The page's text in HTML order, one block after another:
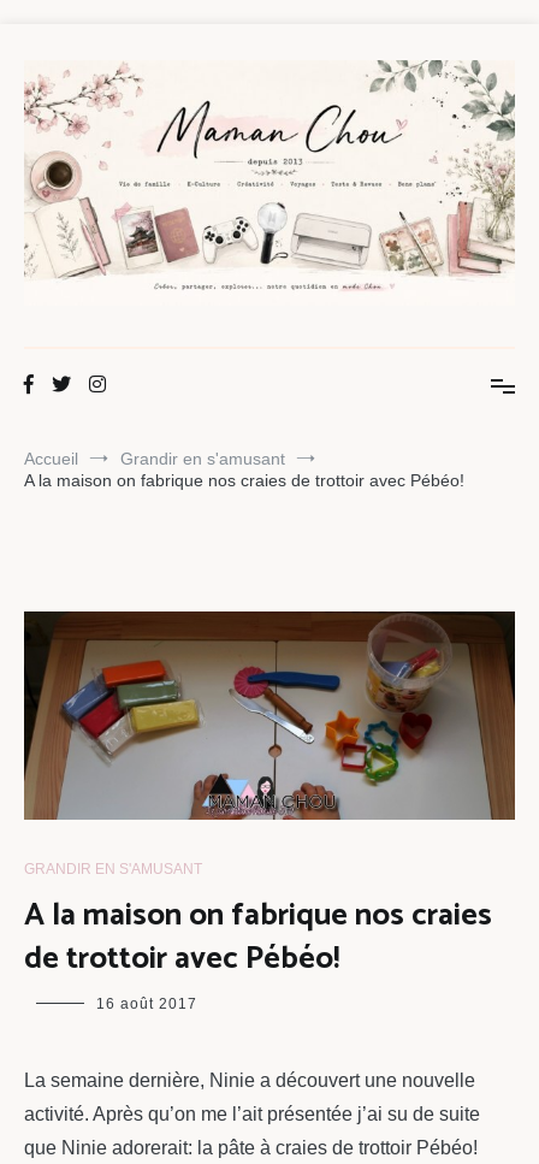
contenu
Maman Chou
Accueil
Grandir en s'amusant
A la maison on fabrique nos craies de trottoir avec Pébéo!
GRANDIR EN S'AMUSANT
A la maison on fabrique nos craies
de trottoir avec Pébéo!
maman
16 août 2017
La semaine dernière, Ninie a découvert une nouvelle
activité. Après qu’on me l’ait présentée j’ai su de suite
que Ninie adorerait: la pâte à craies de trottoir Pébéo!